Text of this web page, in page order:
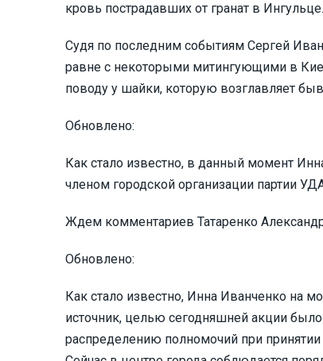
кровь пострадавших от гранат в Ингульце.
Судя по последним событиям Сергей
равне с некоторыми митингующими в
поводу у шайки, которую возглавляет
Обновлено:
Как стало известно, в данный момент
членом городской организации партии
Ждем комментариев Татаренко
Обновлено:
Как стало известно, Инна Иванченко на
источник, целью сегодняшней акции
распределению полномочий при